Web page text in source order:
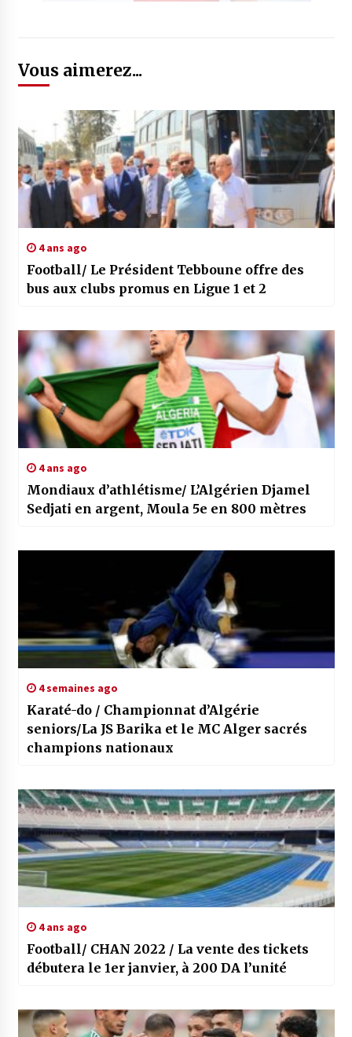
Vous aimerez...
4 ans ago
Football/ Le Président Tebboune offre des
bus aux clubs promus en Ligue 1 et 2
4 ans ago
Mondiaux d’athlétisme/ L’Algérien Djamel
Sedjati en argent, Moula 5e en 800 mètres
4 semaines ago
Karaté-do / Championnat d’Algérie
seniors/La JS Barika et le MC Alger sacrés
champions nationaux
4 ans ago
Football/ CHAN 2022 / La vente des tickets
débutera le 1er janvier, à 200 DA l’unité